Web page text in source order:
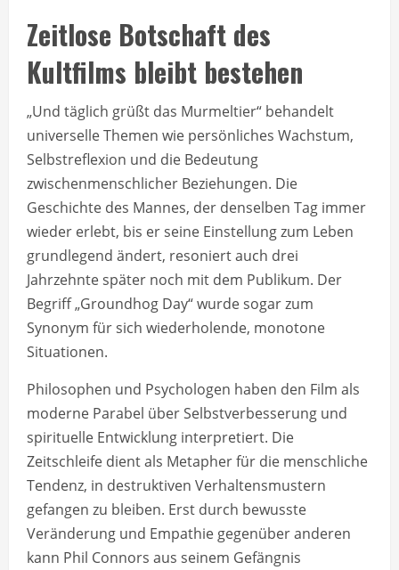
Zeitlose Botschaft des
Kultfilms bleibt bestehen
„Und täglich grüßt das Murmeltier“ behandelt
universelle Themen wie persönliches Wachstum,
Selbstreflexion und die Bedeutung
zwischenmenschlicher Beziehungen. Die
Geschichte des Mannes, der denselben Tag immer
wieder erlebt, bis er seine Einstellung zum Leben
grundlegend ändert, resoniert auch drei
Jahrzehnte später noch mit dem Publikum. Der
Begriff „Groundhog Day“ wurde sogar zum
Synonym für sich wiederholende, monotone
Situationen.
Philosophen und Psychologen haben den Film als
moderne Parabel über Selbstverbesserung und
spirituelle Entwicklung interpretiert. Die
Zeitschleife dient als Metapher für die menschliche
Tendenz, in destruktiven Verhaltensmustern
gefangen zu bleiben. Erst durch bewusste
Veränderung und Empathie gegenüber anderen
kann Phil Connors aus seinem Gefängnis